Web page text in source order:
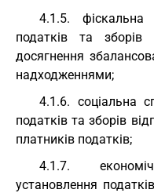
4.1.5. фіскальна
податків та зборів
досягнення
надходженнями;
4.1.6. соціальна
податків та зборів
платників податків;
4.1.7.
установлення